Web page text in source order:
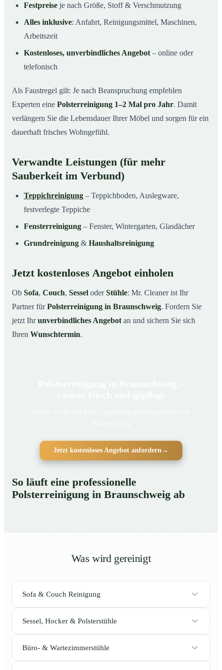
Festpreise je nach Größe, Stoff & Verschmutzung
Alles inklusive: Anfahrt, Reinigungsmittel, Maschinen,
Arbeitszeit
Kostenloses, unverbindliches Angebot – online oder
telefonisch
Als Faustregel gilt: Je nach Beanspruchung empfehlen
Experten eine Polsterreinigung 1–2 Mal pro Jahr. Damit
verlängern Sie die Lebensdauer Ihrer Möbel und sorgen für ein
dauerhaft frisches Wohngefühl.
Verwandte Leistungen (für mehr
Sauberkeit im Verbund)
Teppichreinigung – Teppichboden, Auslegware,
festverlegte Teppiche
Fensterreinigung – Fenster, Wintergarten, Glasdächer
Grundreinigung & Haushaltsreinigung
Jetzt kostenloses Angebot einholen
Ob Sofa, Couch, Sessel oderStühle: Mr. Cleaner ist Ihr
Partner fürPolsterreinigung in Braunschweig. Fordern Sie
jetzt Ihrunverbindliches Angebot an und sichern Sie sich
Ihren Wunschtermin.
Jetzt kostenloses Angebot anfordern→
So läuft eine professionelle
Polsterreinigung in Braunschweig ab
Was wird gereinigt
Sofa & Couch Reinigung
Sessel, Hocker & Polsterstühle
Büro- & Wartezimmerstühle